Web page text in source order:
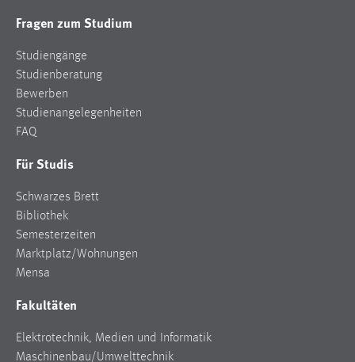
Fragen zum Studium
Studiengänge
Studienberatung
Bewerben
Studienangelegenheiten
FAQ
Für Studis
Schwarzes Brett
Bibliothek
Semesterzeiten
Marktplatz/Wohnungen
Mensa
Fakultäten
Elektrotechnik, Medien und Informatik
Maschinenbau/Umwelttechnik